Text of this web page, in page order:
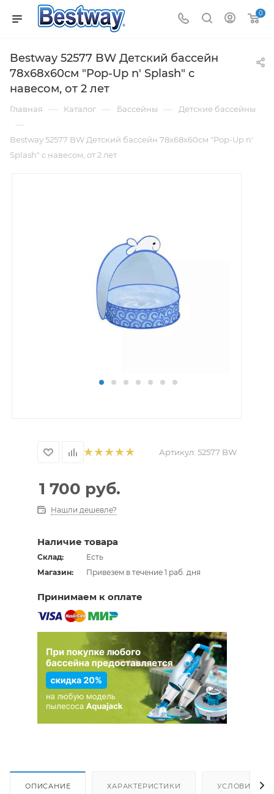
0
Bestway 52577 BW Детский бассейн
78х68х60см "Pop-Up n' Splash" с
навесом, от 2 лет
Главная — Каталог — Бассейны — Детские бассейны
—
Bestway 52577 BW Детский бассейн 78х68х60см "Pop-Up n'
Splash" с навесом, от 2 лет
Артикул: 52577 BW
1 700 руб.
Нашли дешевле?
Наличие товара
Склад:
Есть
Магазин:
Привезем в течение 1 раб. дня
Принимаем к оплате
ОПИСАНИЕ ХАРАКТЕРИСТИКИ УСЛОВИЯ